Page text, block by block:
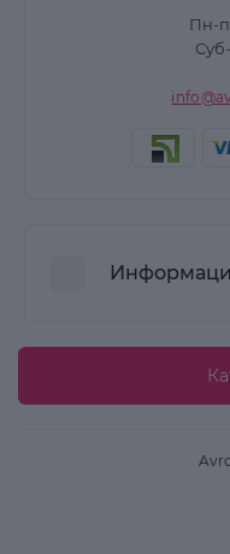
Пн-
Пользовательское